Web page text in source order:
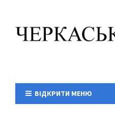
ВІДКРИТИ МЕНЮ